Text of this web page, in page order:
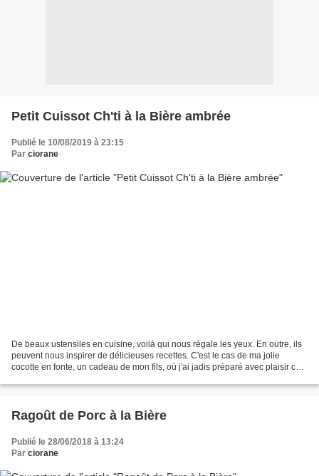
Petit Cuissot Ch'ti à la Bière ambrée
Publié le 10/08/2019 à 23:15
Par ciorane
De beaux ustensiles en cuisine, voilà qui nous régale les yeux. En outre, ils
peuvent nous inspirer de délicieuses recettes. C'est le cas de ma jolie
cocotte en fonte, un cadeau de mon fils, où j'ai jadis préparé avec plaisir ce
Ragoût de Porc à la Bière
Publié le 28/06/2018 à 13:24
Par ciorane